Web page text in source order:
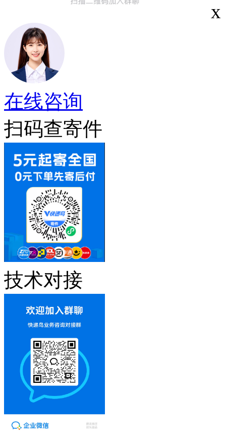
x
在线咨询
扫码查寄件
技术对接